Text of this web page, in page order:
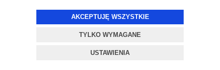
AKCEPTUJĘ WSZYSTKIE
TYLKO WYMAGANE
USTAWIENIA
2026 © Copyrights by |Detailing House